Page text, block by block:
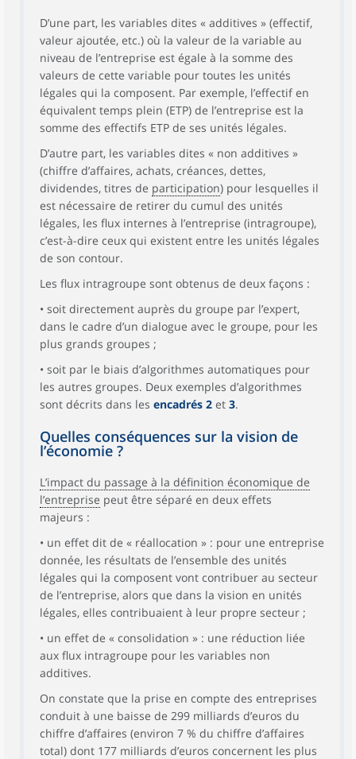
D’une part, les variables dites « additives » (effectif,
valeur ajoutée, etc.) où la valeur de la variable au
niveau de l’entreprise est égale à la somme des
valeurs de cette variable pour toutes les unités
légales qui la composent. Par exemple, l’effectif en
équivalent temps plein (ETP) de l’entreprise est la
somme des effectifs ETP de ses unités légales.
D’autre part, les variables dites « non additives »
(chiffre d’affaires, achats, créances, dettes,
dividendes, titres de participation) pour lesquelles il
est nécessaire de retirer du cumul des unités
légales, les flux internes à l’entreprise (intragroupe),
c’est-à-dire ceux qui existent entre les unités légales
de son contour.
Les flux intragroupe sont obtenus de deux façons :
• soit directement auprès du groupe par l’expert,
dans le cadre d’un dialogue avec le groupe, pour les
plus grands groupes ;
• soit par le biais d’algorithmes automatiques pour
les autres groupes. Deux exemples d’algorithmes
sont décrits dans les encadrés 2 et 3.
Quelles conséquences sur la vision de
l’économie ?
L’impact du passage à la définition économique de
l’entreprise peut être séparé en deux effets
majeurs :
• un effet dit de « réallocation » : pour une entreprise
donnée, les résultats de l’ensemble des unités
légales qui la composent vont contribuer au secteur
de l’entreprise, alors que dans la vision en unités
légales, elles contribuaient à leur propre secteur ;
• un effet de « consolidation » : une réduction liée
aux flux intragroupe pour les variables non
additives.
On constate que la prise en compte des entreprises
conduit à une baisse de 299 milliards d’euros du
chiffre d’affaires (environ 7 % du chiffre d’affaires
total) dont 177 milliards d’euros concernent les plus